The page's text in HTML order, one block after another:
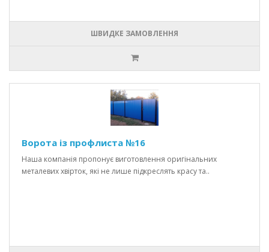
ШВИДКЕ ЗАМОВЛЕННЯ
Ворота із профлиста №16
Наша компанія пропонує виготовлення оригінальних
металевих хвірток, які не лише підкреслять красу та..